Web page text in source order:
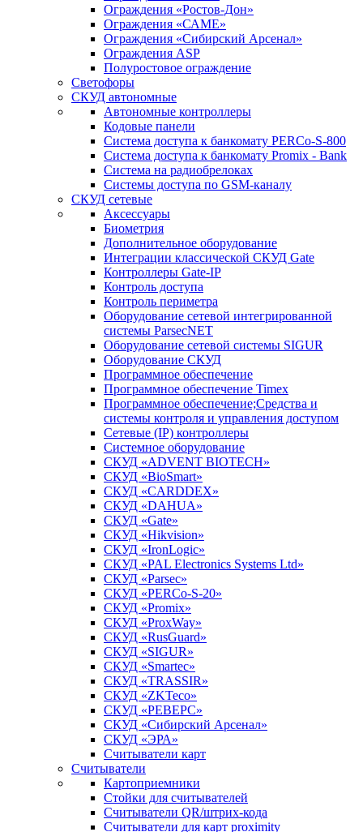
Ограждения «Ростов-Дон»
Ограждения «САМЕ»
Ограждения «Сибирский Арсенал»
Ограждения ASP
Полуростовое ограждение
Светофоры
СКУД автономные
Автономные контроллеры
Кодовые панели
Система доступа к банкомату PERCo-S-800
Система доступа к банкомату Promix - Bank
Система на радиобрелоках
Системы доступа по GSM-каналу
СКУД сетевые
Аксессуары
Биометрия
Дополнительное оборудование
Интеграции классической СКУД Gate
Контроллеры Gate-IP
Контроль доступа
Контроль периметра
Оборудование сетевой интегрированной
системы ParsecNET
Оборудование сетевой системы SIGUR
Оборудование СКУД
Программное обеспечение
Программное обеспечение Timex
Программное обеспечение;Средства и
системы контроля и управления доступом
Сетевые (IP) контроллеры
Системное оборудование
СКУД «ADVENT BIOTECH»
СКУД «BioSmart»
СКУД «CARDDEX»
СКУД «DAHUA»
СКУД «Gate»
СКУД «Hikvision»
СКУД «IronLogic»
СКУД «PAL Electronics Systems Ltd»
СКУД «Parsec»
СКУД «PERCo-S-20»
СКУД «Promix»
СКУД «ProxWay»
СКУД «RusGuard»
СКУД «SIGUR»
СКУД «Smartec»
СКУД «TRASSIR»
СКУД «ZKTeco»
СКУД «РЕВЕРС»
СКУД «Сибирский Арсенал»
СКУД «ЭРА»
Считыватели карт
Считыватели
Картоприемники
Стойки для считывателей
Считыватели QR/штрих-кода
Считыватели для карт proximity